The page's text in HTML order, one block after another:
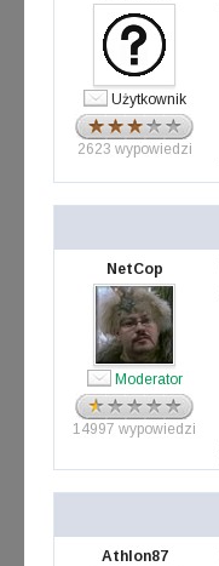
Użytkownik
2623 wypowiedzi
NetCop
Moderator
14997 wypowiedzi
Athlon87